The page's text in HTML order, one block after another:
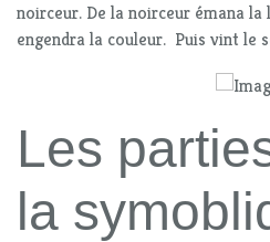
noirceur. De la noirceur émana la
engendra la couleur. Puis vint le
Les
la